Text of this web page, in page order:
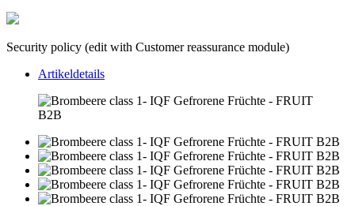
Security policy (edit with Customer reassurance module)
Artikeldetails